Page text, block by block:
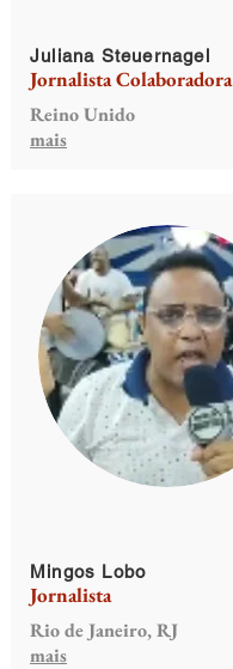
Juliana Steuernagel
Jornalista Colaboradora
Reino Unido
mais
Mingos Lobo
Jornalista
Rio de Janeiro, RJ
mais